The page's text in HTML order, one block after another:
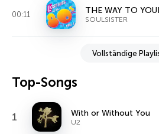
00:11 THE WAY TO
SOULSISTER
Vollständige
Top-Songs
1 With or Without You
U2